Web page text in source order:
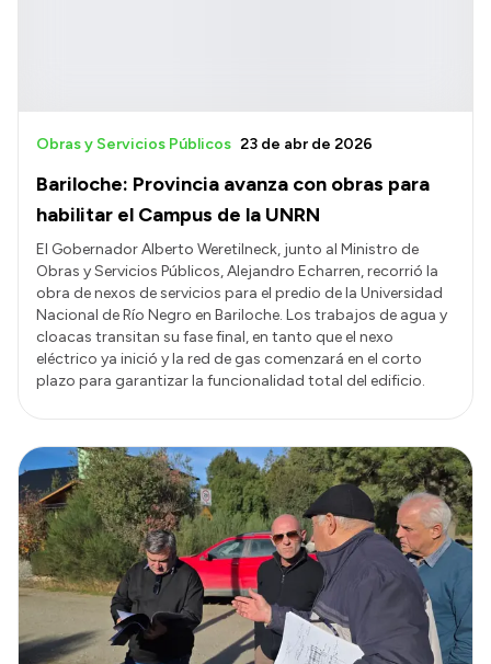
Bariloche: Provincia avanza con obras para
habilitar el Campus de la UNRN
Obras y Servicios Públicos 23 de abr de 2026
El Gobernador Alberto Weretilneck, junto al Ministro de
Obras y Servicios Públicos, Alejandro Echarren, recorrió la
obra de nexos de servicios para el predio de la Universidad
Nacional de Río Negro en Bariloche. Los trabajos de agua y
cloacas transitan su fase final, en tanto que el nexo
eléctrico ya inició y la red de gas comenzará en el corto
plazo para garantizar la funcionalidad total del edificio.